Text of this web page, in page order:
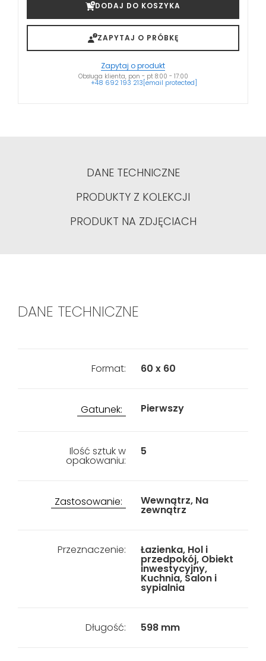
DODAJ DO KOSZYKA
ZAPYTAJ O PRÓBKĘ
Zapytaj o produkt
Obsługa klienta, pon - pt 8:00 - 17:00
+48 692 193 213[email protected]
DANE TECHNICZNE
PRODUKTY Z KOLEKCJI
PRODUKT NA ZDJĘCIACH
DANE TECHNICZNE
Format: 60 x 60
Gatunek: Pierwszy
Ilość sztuk w
opakowaniu:
5
Zastosowanie: Wewnątrz, Na
zewnątrz
Przeznaczenie: Łazienka, Hol i
przedpokój, Obiekt
inwestycyjny,
Kuchnia, Salon i
sypialnia
Długość: 598 mm